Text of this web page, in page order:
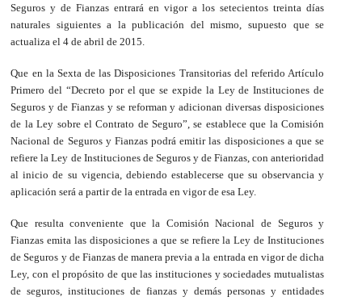
Seguros y de Fianzas entrará en vigor a los setecientos treinta días
naturales siguientes a la publicación del mismo, supuesto que se
actualiza el 4 de abril de 2015.
Que en la Sexta de las Disposiciones Transitorias del referido Artículo
Primero del “Decreto por el que se expide la Ley de Instituciones de
Seguros y de Fianzas y se reforman y adicionan diversas disposiciones
de la Ley sobre el Contrato de Seguro”, se establece que la Comisión
Nacional de Seguros y Fianzas podrá emitir las disposiciones a que se
refiere la Ley de Instituciones de Seguros y de Fianzas, con anterioridad
al inicio de su vigencia, debiendo establecerse que su observancia y
aplicación será a partir de la entrada en vigor de esa Ley.
Que resulta conveniente que la Comisión Nacional de Seguros y
Fianzas emita las disposiciones a que se refiere la Ley de Instituciones
de Seguros y de Fianzas de manera previa a la entrada en vigor de dicha
Ley, con el propósito de que las instituciones y sociedades mutualistas
de seguros, instituciones de fianzas y demás personas y entidades